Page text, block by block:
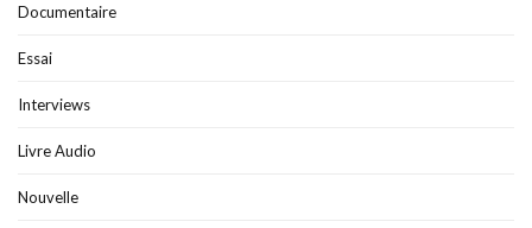
Documentaire
Essai
Interviews
Livre Audio
Nouvelle